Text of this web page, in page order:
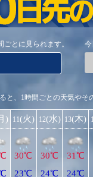
とに見られます。 今
と、1時間ごとの天気やそ
) 11(火)
30℃
23℃
12(水)
30℃
24℃
13(木)
31℃
24℃